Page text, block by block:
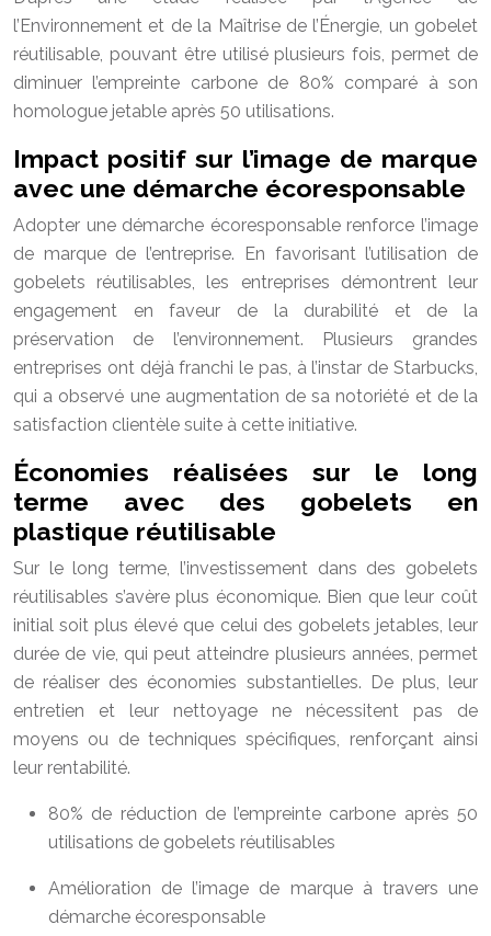
l’Environnement et de la Maîtrise de l’Énergie, un gobelet
réutilisable, pouvant être utilisé plusieurs fois, permet de
diminuer l’empreinte carbone de 80% comparé à son
homologue jetable après 50 utilisations.
Impact positif sur l’image de marque
avec une démarche écoresponsable
Adopter une démarche écoresponsable renforce l’image
de marque de l’entreprise. En favorisant l’utilisation de
gobelets réutilisables, les entreprises démontrent leur
engagement en faveur de la durabilité et de la
préservation de l’environnement. Plusieurs grandes
entreprises ont déjà franchi le pas, à l’instar de Starbucks,
qui a observé une augmentation de sa notoriété et de la
satisfaction clientèle suite à cette initiative.
Économies réalisées sur le long
terme avec des gobelets en
plastique réutilisable
Sur le long terme, l’investissement dans des gobelets
réutilisables s’avère plus économique. Bien que leur coût
initial soit plus élevé que celui des gobelets jetables, leur
durée de vie, qui peut atteindre plusieurs années, permet
de réaliser des économies substantielles. De plus, leur
entretien et leur nettoyage ne nécessitent pas de
moyens ou de techniques spécifiques, renforçant ainsi
leur rentabilité.
80% de réduction de l’empreinte carbone après 50
utilisations de gobelets réutilisables
Amélioration de l’image de marque à travers une
démarche écoresponsable